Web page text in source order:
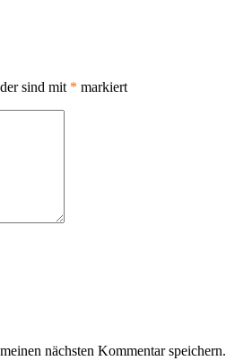
sind mit * markiert
nächsten Kommentar speichern.